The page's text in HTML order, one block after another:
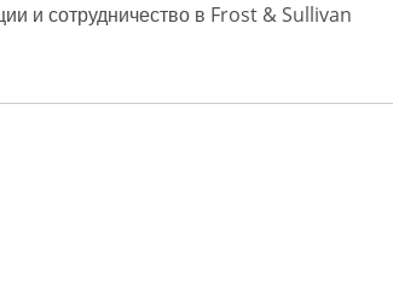
и сотрудничество в Frost & Sullivan